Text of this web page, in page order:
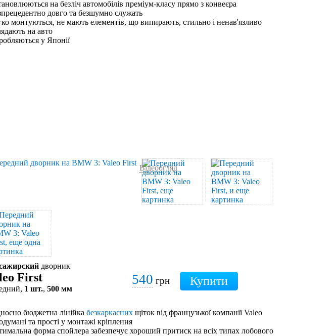
на безліч автомобілів преміум-класу прямо з конвеєра
довго та безшумно служать
монтуються, не мають елементів, що випирають, стильно і ненав'язливо
на авто
у Японії
Відеоогляд
дворник
First
1 шт., 500 мм
540 грн
бюджетна лінійка безкаркасних щіток від французької компанії Valeo
та прості у монтажі кріплення
форма спойлера забезпечує хороший притиск на всіх типах лобового